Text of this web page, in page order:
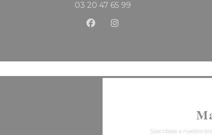
03 20 47 65 99
Facebook ((abre en una
Instagram ((abre en
Suscríbase a nuestro